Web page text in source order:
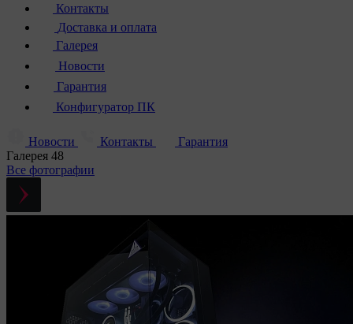
Контакты
Доставка и оплата
Галерея
Новости
Гарантия
Конфигуратор ПК
Новости Контакты
Гарантия
Галерея 48
Все фотографии